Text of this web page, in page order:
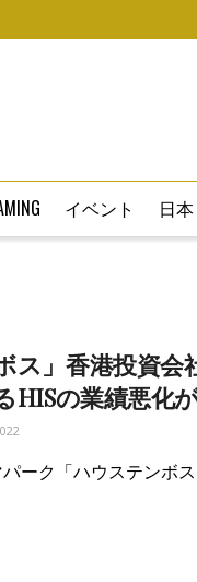
イベント 日本
ス」香港投資
HISの業績悪化
ーク「ハウステンボス